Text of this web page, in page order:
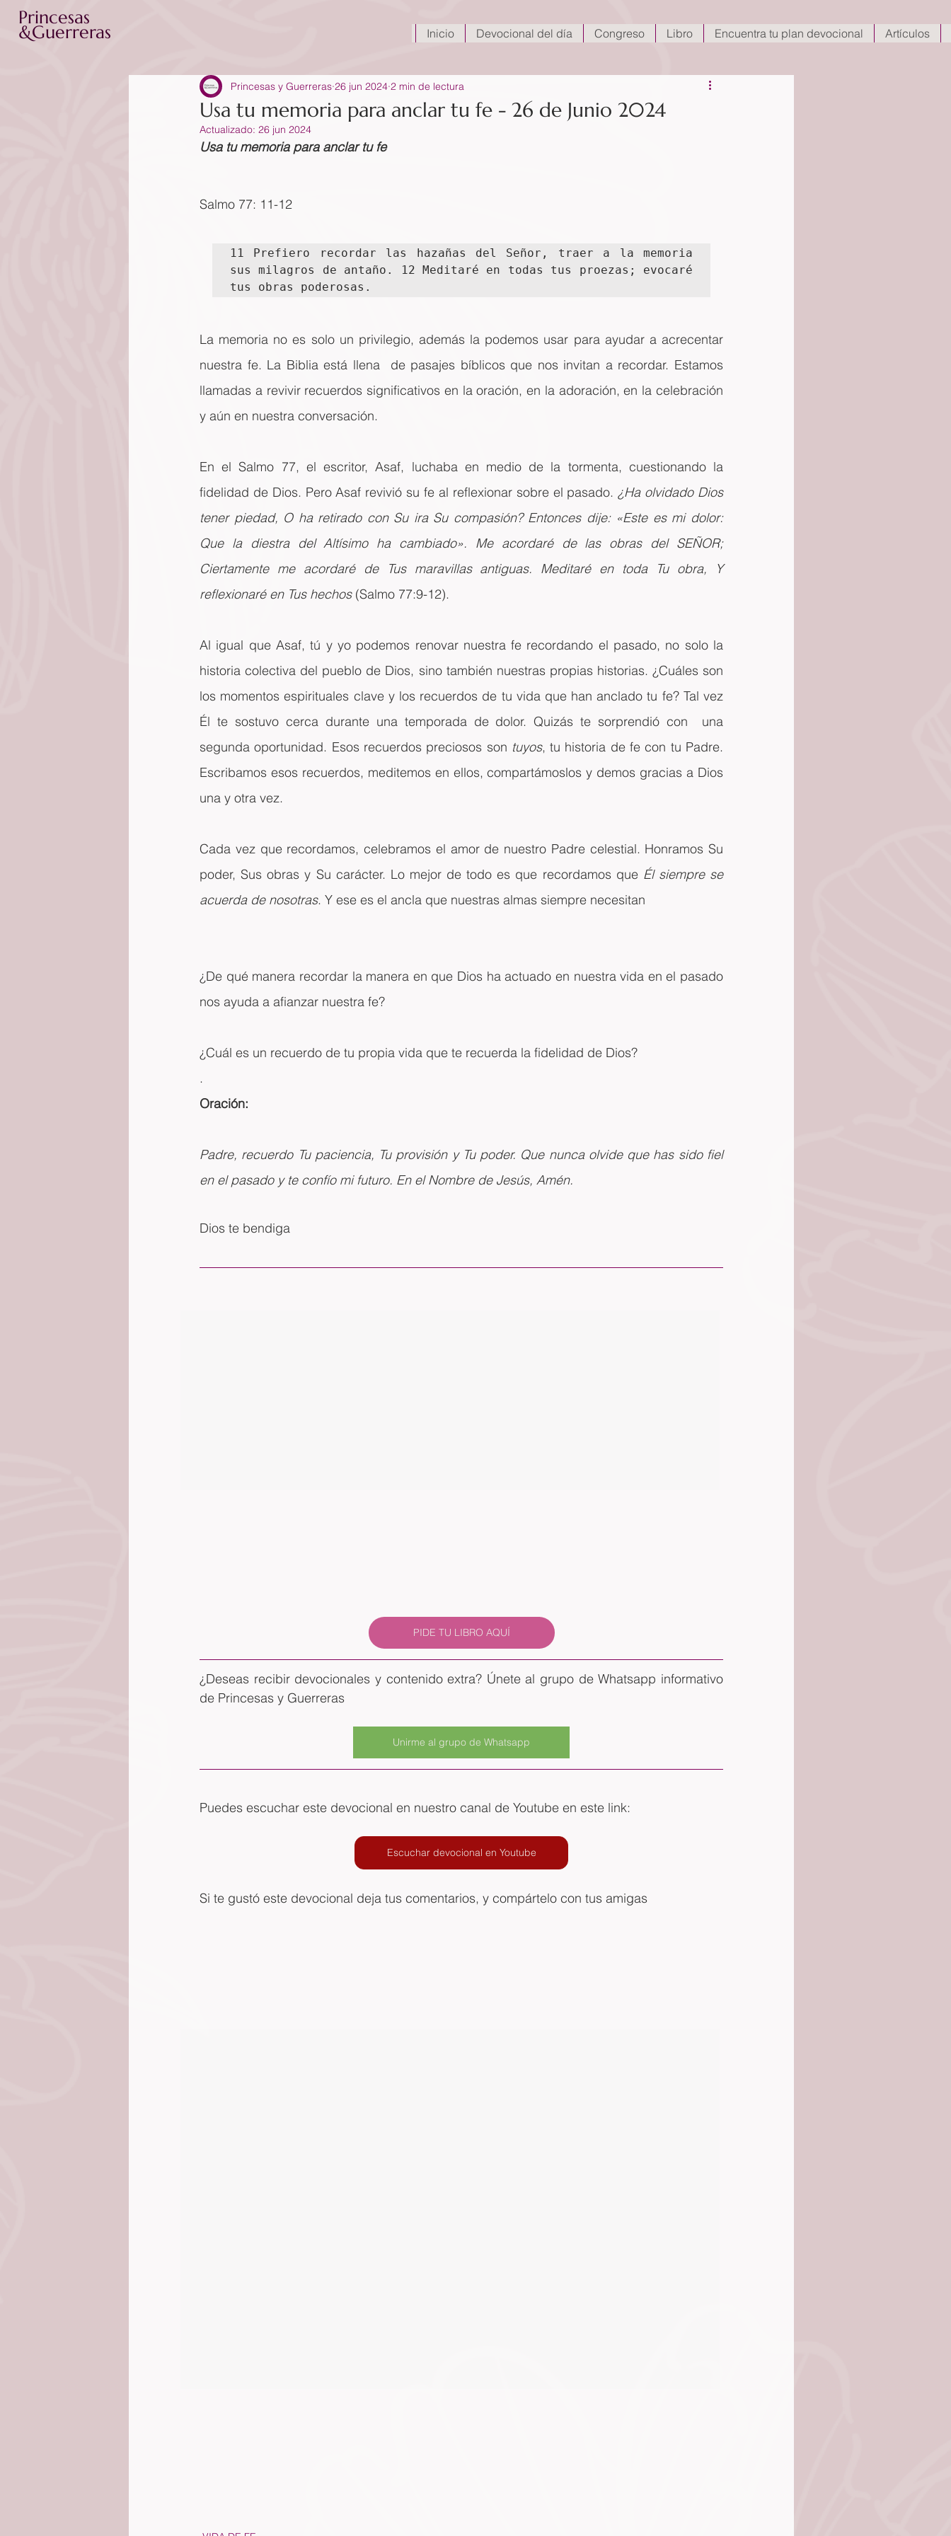
Princesas
&Guerreras Inicio Devocional del día Congreso Libro Encuentra tu plan devocional Artículos
Usa tu memoria para anclar tu fe - 26 de Junio 2024
Princesas y Guerreras 26 jun 2024 2 min de lectura
Actualizado: 26 jun 2024
Usa tu memoria para anclar tu fe
Salmo 77: 11-12
11 Prefiero recordar las hazañas del Señor, traer a la memoria
sus milagros de antaño. 12 Meditaré en todas tus proezas; evocaré
tus obras poderosas.
La memoria no es solo un privilegio, además la podemos usar para ayudar a acrecentar
nuestra fe. La Biblia está llena  de pasajes bíblicos que nos invitan a recordar. Estamos
llamadas a revivir recuerdos significativos en la oración, en la adoración, en la celebración
y aún en nuestra conversación.
En el Salmo 77, el escritor, Asaf, luchaba en medio de la tormenta, cuestionando la
fidelidad de Dios. Pero Asaf revivió su fe al reflexionar sobre el pasado. ¿Ha olvidado Dios
tener piedad, O ha retirado con Su ira Su compasión? Entonces dije: «Este es mi dolor:
Que la diestra del Altísimo ha cambiado». Me acordaré de las obras del SEÑOR;
Ciertamente me acordaré de Tus maravillas antiguas. Meditaré en toda Tu obra, Y
reflexionaré en Tus hechos (Salmo 77:9-12).
Al igual que Asaf, tú y yo podemos renovar nuestra fe recordando el pasado, no solo la
historia colectiva del pueblo de Dios, sino también nuestras propias historias. ¿Cuáles son
los momentos espirituales clave y los recuerdos de tu vida que han anclado tu fe? Tal vez
Él te sostuvo cerca durante una temporada de dolor. Quizás te sorprendió con  una
segunda oportunidad. Esos recuerdos preciosos son tuyos, tu historia de fe con tu Padre.
Escribamos esos recuerdos, meditemos en ellos, compartámoslos y demos gracias a Dios
una y otra vez.
Cada vez que recordamos, celebramos el amor de nuestro Padre celestial. Honramos Su
poder, Sus obras y Su carácter. Lo mejor de todo es que recordamos que Él siempre se
acuerda de nosotras. Y ese es el ancla que nuestras almas siempre necesitan
¿De qué manera recordar la manera en que Dios ha actuado en nuestra vida en el pasado
nos ayuda a afianzar nuestra fe?
¿Cuál es un recuerdo de tu propia vida que te recuerda la fidelidad de Dios?
.
Oración:
Padre, recuerdo Tu paciencia, Tu provisión y Tu poder. Que nunca olvide que has sido fiel
en el pasado y te confío mi futuro. En el Nombre de Jesús, Amén.
Dios te bendiga
PIDE TU LIBRO AQUÍ
¿Deseas recibir devocionales y contenido extra? Únete al grupo de Whatsapp informativo
de Princesas y Guerreras
Unirme al grupo de Whatsapp
Puedes escuchar este devocional en nuestro canal de Youtube en este link:
Escuchar devocional en Youtube
Si te gustó este devocional deja tus comentarios, y compártelo con tus amigas